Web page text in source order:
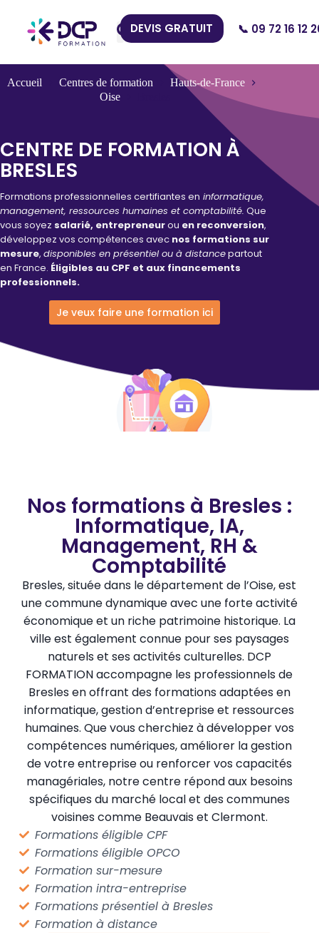
DEVIS GRATUIT 📞 09 72 16 12
Accueil Centres de formation
Hauts-de-France
Oise
CENTRE DE FORMATION À
BRESLES
Formations professionnelles certifiantes en informatique,
management, ressources humaines et comptabilité. Que
vous soyez salarié, entrepreneurou en reconversion,
développez vos compétences avec nos formations sur
mesure, disponibles en présentiel ou à distancepartout
en France. Éligibles au CPF et aux financements
professionnels.
Je veux faire une formation ici
Nos formations à Bresles :
Informatique, IA,
Management, RH &
Comptabilité
Bresles, située dans le département de l’Oise, est
une commune dynamique avec une forte activité
économique et un riche patrimoine historique. La
ville est également connue pour ses paysages
naturels et ses activités culturelles. DCP
FORMATION accompagne les professionnels de
Bresles en offrant des formations adaptées en
informatique, gestion d’entreprise et ressources
humaines. Que vous cherchiez à développer vos
compétences numériques, améliorer la gestion
de votre entreprise ou renforcer vos capacités
managériales, notre centre répond aux besoins
spécifiques du marché local et des communes
voisines comme Beauvais et Clermont.
Formations éligible CPF
Formations éligible OPCO
Formation sur-mesure
Formation intra-entreprise
Formations présentiel à Bresles
Formation à distance